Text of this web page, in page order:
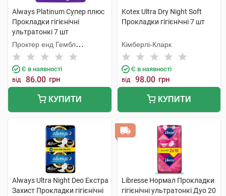
Always Platinum Супер плюс
Прокладки гігієнічні
ультратонкі 7 шт
Проктер енд Гембл
Мануфекчурінг
Є в наявності
від 86.00 грн
КУПИТИ
Kotex Ultra Dry Night Soft
Прокладки гігієнічні 7 шт
Кімберлі-Кларк
Є в наявності
від 98.00 грн
КУПИТИ
Always Ultra Night Deo Екстра
Захист Прокладки гігієнічні
Libresse Нормал Прокладки
гігієнічні ультратонкі Дуо 20